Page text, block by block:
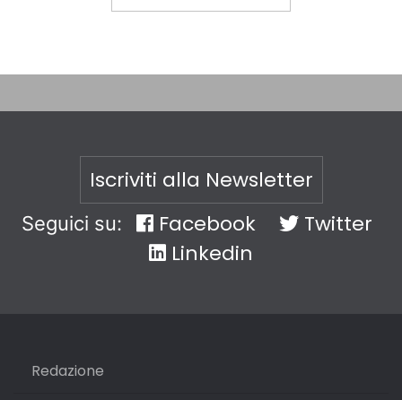
Iscriviti alla Newsletter
Seguici su: Facebook
Twitter
Linkedin
Redazione